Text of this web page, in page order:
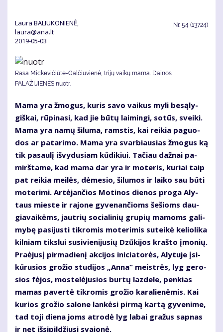
Laura BALIUKONIENĖ,
laura@ana.lt
2019-05-03
Nr. 54 (13724)
Rasa Mickevičiūtė-Galčiuvienė, trijų vaikų mama. Dainos
PALAŽIJIENĖS nuotr.
Ma­ma yra žmo­gus, ku­ris sa­vo vai­kus my­li be­są­ly­
giš­kai, rū­pi­na­si, kad jie bū­tų lai­min­gi, so­tūs, svei­ki.
Ma­ma yra na­mų ši­lu­ma, rams­tis, kai rei­kia pa­guo­
dos ar pa­ta­ri­mo. Ma­ma yra svar­biau­sias žmo­gus ką
tik pa­sau­lį iš­vy­du­siam kū­di­kiui. Ta­čiau daž­nai pa­
mirš­ta­me, kad ma­ma dar yra ir mo­te­ris, ku­riai taip
pat rei­kia mei­lės, dė­me­sio, ši­lu­mos ir lai­ko sau bū­ti
mo­te­ri­mi. Ar­tė­jan­čios Mo­ti­nos die­nos pro­ga Aly­
taus mies­te ir ra­jo­ne gy­ve­nan­čioms še­šioms dau­
gia­vai­kėms, jaut­rių so­cia­li­nių gru­pių ma­moms ga­li­
my­bę pa­si­jus­ti tik­ro­mis mo­te­ri­mis su­tei­kė ke­lio­li­ka
kil­niam tiks­lui su­si­vie­ni­ju­sių Dzū­ki­jos kraš­to įmo­nių.
Pra­ėju­sį pir­ma­die­nį ak­ci­jos ini­cia­to­rės, Aly­tu­je įsi­
kū­ru­sios gro­žio stu­di­jos „An­na“ meist­rės, lyg ge­ro­
sios fė­jos, mos­te­lė­ju­sios bur­tų laz­de­le, pen­kias
ma­mas pa­ver­tė tik­ro­mis gro­žio ka­ra­lie­nė­mis. Kai
ku­rios gro­žio sa­lo­ne lan­kė­si pir­mą kar­tą gy­ve­ni­me,
tad to­ji die­na joms at­ro­dė lyg la­bai gra­žus sap­nas
ir net iš­si­pil­džiu­si sva­jo­nė.